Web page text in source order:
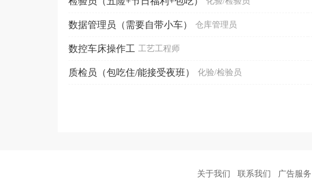
数据管理员（需要自带小车） 仓库管理员
数控车床操作工 工艺工程师
质检员（包吃住/能接受夜班） 化验/检验员
关于我们 联系我们 广告服务